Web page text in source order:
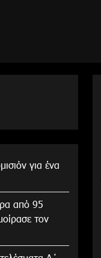
για ένα
από 95
τον